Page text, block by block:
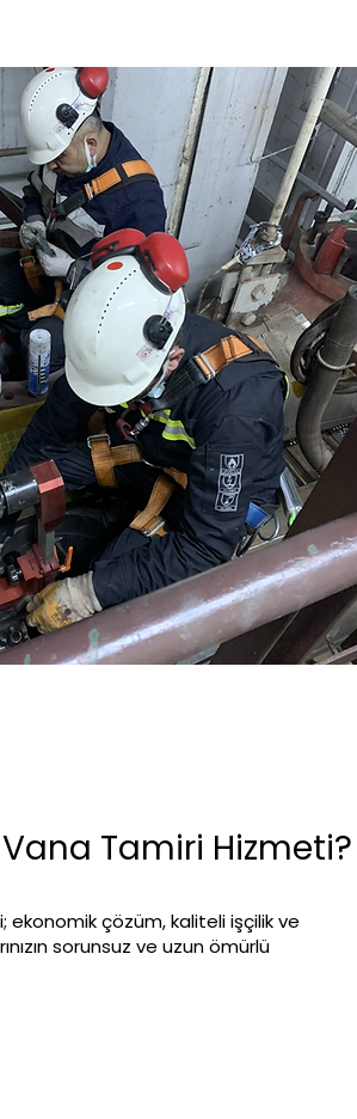
Tamiri Hizmeti?
ekonomik çözüm, kaliteli işçilik ve
sorunsuz ve uzun ömürlü